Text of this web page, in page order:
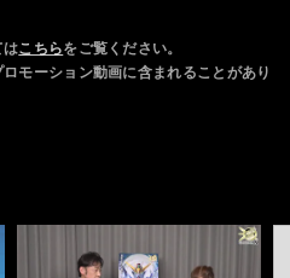
はこちらをご覧ください。
モーション動画に含まれることがあり